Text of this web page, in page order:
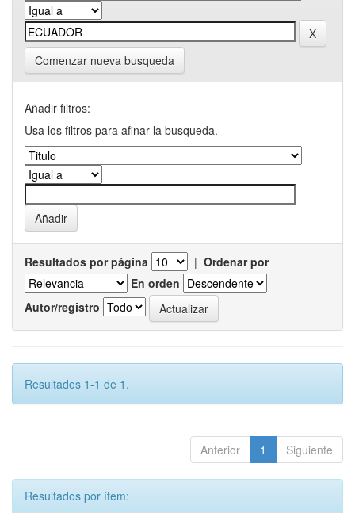
Comenzar nueva busqueda
Añadir filtros:
Usa los filtros para afinar la busqueda.
Resultados por página | Ordenar por
En orden
Autor/registro
Resultados 1-1 de 1.
Anterior 1 Siguiente
Resultados por ítem: